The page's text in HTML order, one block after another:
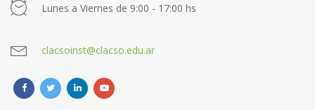
Lunes a Viernes de 9:00 - 17:00 hs
clacsoinst@clacso.edu.ar